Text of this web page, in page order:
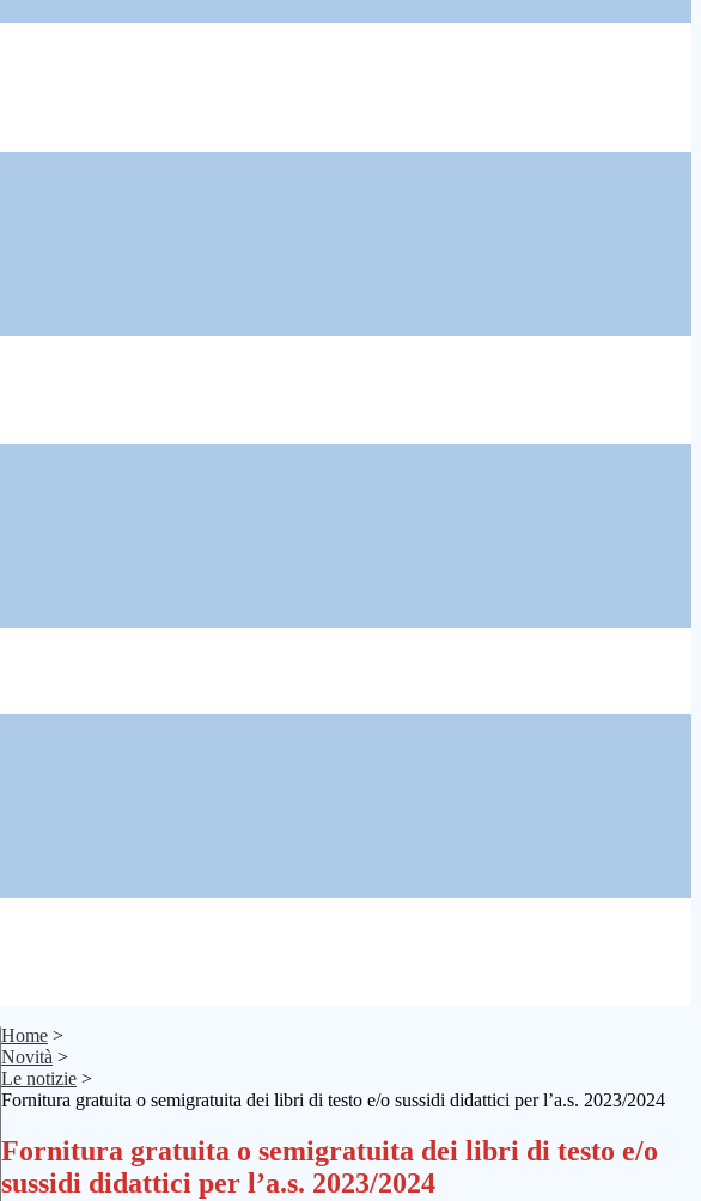
Home >
Novità >
Le notizie >
Fornitura gratuita o semigratuita dei libri di testo e/o sussidi didattici per l’a.s. 2023/2024
Fornitura gratuita o semigratuita dei libri di testo e/o
sussidi didattici per l’a.s. 2023/2024